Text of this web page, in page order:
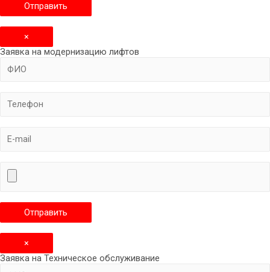
×
Заявка на модернизацию лифтов
×
Заявка на Техническое обслуживание